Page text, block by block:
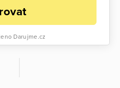
Darujme.cz